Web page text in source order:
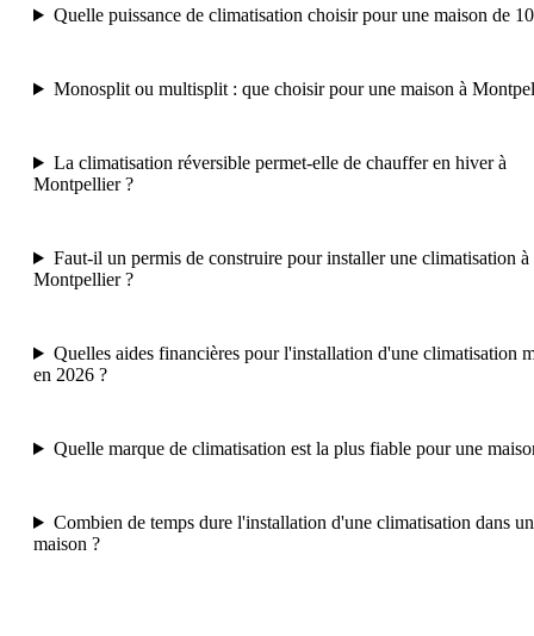
Quelle puissance de climatisation choisir pour une maison de
Monosplit ou multisplit : que choisir pour une maison à
La climatisation réversible permet-elle de chauffer en hiver à
Montpellier ?
Faut-il un permis de construire pour installer une climatisation à
Montpellier ?
Quelles aides financières pour l'installation d'une climatisation
en 2026 ?
Quelle marque de climatisation est la plus fiable pour une
Combien de temps dure l'installation d'une climatisation dans
maison ?